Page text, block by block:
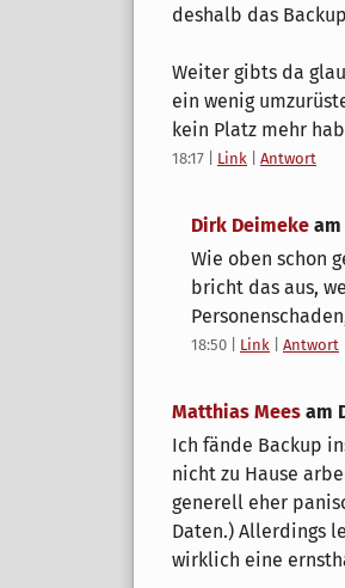
deshalb das
Weiter gibts da
ein wenig
kein Platz mehr
18:17 Link Antwort
Dirk Deimeke am
Wie oben schon
bricht das aus,
18:50 Link Antwort
Matthias Mees am
Ich fände Backup
nicht zu Hause
generell eher
Daten.) Allerdings
wirklich eine